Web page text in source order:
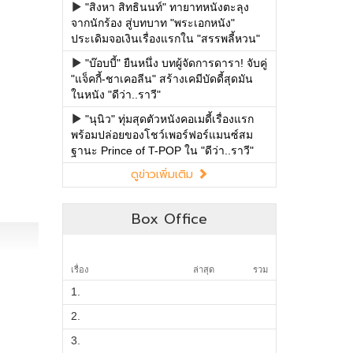
"สิงหา สิทธินนท์" ทายาทหนังตะลุง
จากนักร้อง สู่บทบาท "พระเอกหนัง"
ประเดิมจอเงินเรื่องแรกใน "สรรพลี้หวน"
"บ๊อบบี้" ยืนหนึ่ง บทผู้จัดการดารา! จับคู่
"แจ็คกี้-ชาเคอลีน" สร้างเคมีบัดดี้สุดมัน
ในหนัง "ดีว่า..ราวี"
"นุนิว" ทุ่มสุดตัวหนังคอเมดี้เรื่องแรก
พร้อมปล่อยของโชว์เพอร์ฟอร์แมนซ์สม
ฐานะ Prince of T-POP ใน "ดีว่า..ราวี"
ดูข่าวเพิ่มเติม
Box Office
เรื่อง ล่าสุด รวม
1.
2.
3.